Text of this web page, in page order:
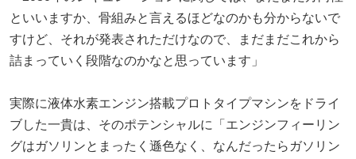
といいますか、骨組みと言えるほどなのかも分からないで
すけど、それが発表されただけなので、まだまだこれから
詰まっていく段階なのかなと思っています」
実際に液体水素エンジン搭載プロトタイプマシンをドライ
ブした一貴は、そのポテンシャルに「エンジンフィーリン
グはガソリンとまったく遜色なく、なんだったらガソリン